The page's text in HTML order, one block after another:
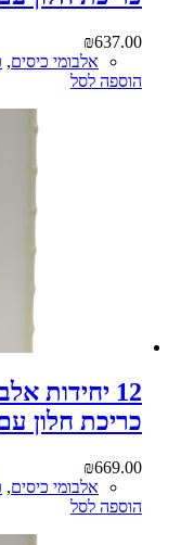
₪637.00
אלבומי כיסים,
הוספה לסל
כריכת חלון
₪669.00
אלבומי כיסים,
הוספה לסל